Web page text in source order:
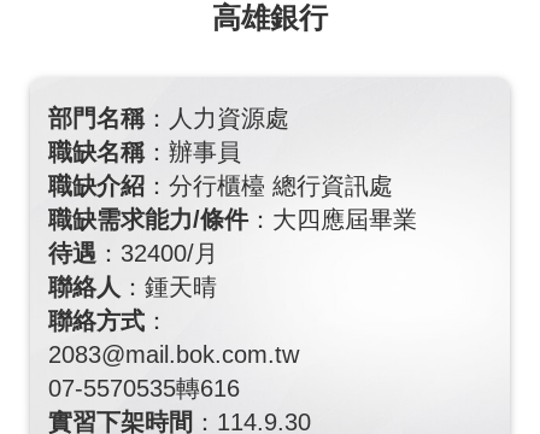
高雄銀行
部門名稱：人力資源處
職缺名稱：辦事員
職缺介紹 ：分行櫃檯 總行資訊處
職缺需求能力/條件 ：大四應屆畢業
待遇 ：32400/月
聯絡人 ：鍾天晴
聯絡方式 ：
2083@mail.bok.com.tw
07-5570535轉616
實習下架時間 ：114.9.30